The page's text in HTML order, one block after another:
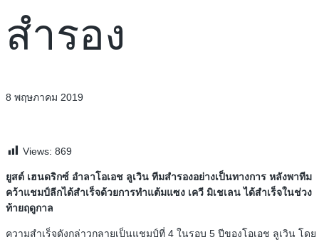
สำรอง
8 พฤษภาคม 2019
Views: 869
ยูสต์ เฮนดริกซ์ อำลาโอเอช ลูเวิน ทีมสำรองอย่างเป็นทางการ หลังพาทีม
คว้าแชมป์ลีกได้สำเร็จด้วยการทำแต้มแซง เควี มิเชเลน ได้สำเร็จในช่วง
ท้ายฤดูกาล
ความสำเร็จดังกล่าวกลายเป็นแชมป์ที่ 4 ในรอบ 5 ปีของโอเอช ลูเวิน โดย